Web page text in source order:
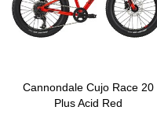
Cannondale Cujo Race 20
Plus Acid Red